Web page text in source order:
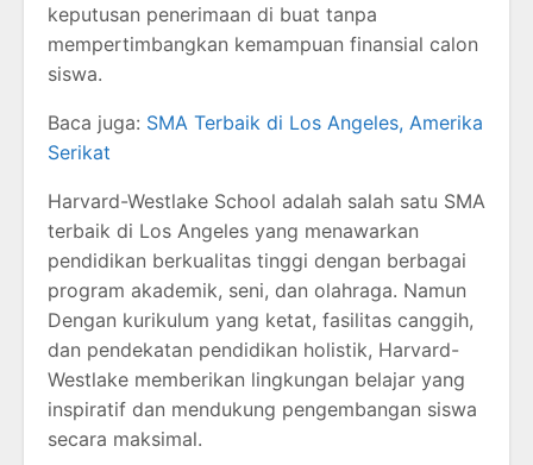
keputusan penerimaan di buat tanpa
mempertimbangkan kemampuan finansial calon
siswa.
Baca juga: SMA Terbaik di Los Angeles, Amerika
Serikat
Harvard-Westlake School adalah salah satu SMA
terbaik di Los Angeles yang menawarkan
pendidikan berkualitas tinggi dengan berbagai
program akademik, seni, dan olahraga. Namun
Dengan kurikulum yang ketat, fasilitas canggih,
dan pendekatan pendidikan holistik, Harvard-
Westlake memberikan lingkungan belajar yang
inspiratif dan mendukung pengembangan siswa
secara maksimal.